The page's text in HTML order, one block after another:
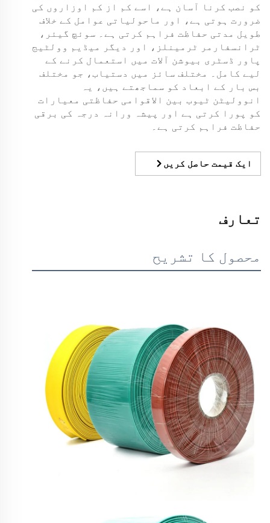
کو نصب کرنا آسان ہے، اسے کم از کم اوزاروں کی
ضرورت ہوتی ہے، اور ماحولیاتی عوامل کے خلاف
طویل مدتی حفاظت فراہم کرتی ہے۔ سوئچ گیئر،
ٹرانسفارمر ٹرمینلز، اور دیگر میڈیم وولٹیج
پاور ڈسٹری بیوشن آلات میں استعمال کرنے کے
لیے کامل۔ مختلف سائز میں دستیاب، جو مختلف
بس بار کے ابعاد کو سماجھتے ہیں، یہ
انوولیٹن ٹیوب بین الاقوامی حفاظتی معیارات
کو پورا کرتی ہے اور پیشہ ورانہ درجہ کی برقی
حفاظت فراہم کرتی ہے۔
ایک قیمت حاصل کریں
تعارف
محصول کا تشریح